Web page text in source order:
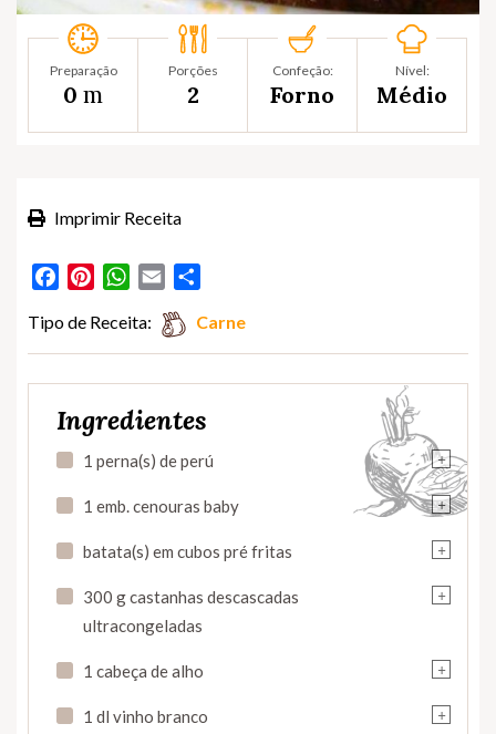
Preparação
0 m
Porções
2
Confeção:
Forno
Nível:
Médio
Imprimir Receita
FacebookPinterestWhatsApp
Email
Tipo de Receita: Carne
Ingredientes
+
1 perna(s) de perú
+
1 emb. cenouras baby
+
batata(s) em cubos pré fritas
+
300 g castanhas descascadas
ultracongeladas
+
1 cabeça de alho
+
1 dl vinho branco